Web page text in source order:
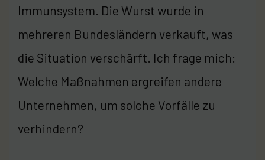
Immunsystem. Die Wurst wurde in
mehreren Bundesländern verkauft, was
die Situation verschärft. Ich frage mich:
Welche Maßnahmen ergreifen andere
Unternehmen, um solche Vorfälle zu
verhindern?